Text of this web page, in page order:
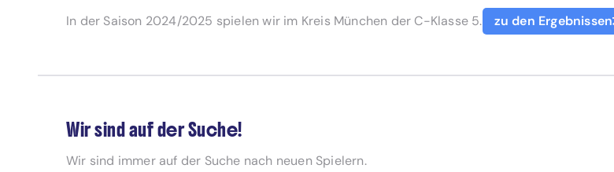
In der Saison 2024/2025 spielen wir im Kreis München der C-Klasse 5. zu den Ergebnissen
Wir sind auf der Suche!
Wir sind immer auf der Suche nach neuen Spielern.